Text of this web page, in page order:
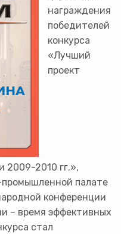
награждения
победителей
конкурса
«Лучший
проект
2009-2010 гг.»,
промышленной палате
конференции
– время эффективных
стал